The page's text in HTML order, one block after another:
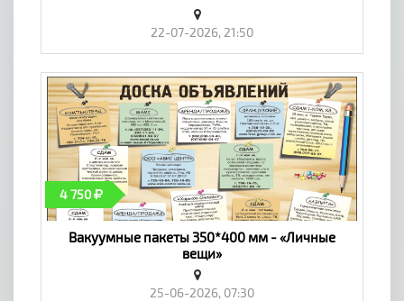
22-07-2026, 21:50
4 750
Вакуумные пакеты 350*400 мм - «Личные
вещи»
25-06-2026, 07:30